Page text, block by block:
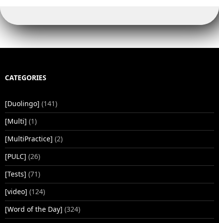
CATEGORIES
[Duolingo] (141)
[Multi] (1)
[MultiPractice] (2)
[PULC] (26)
[Tests] (71)
[video] (124)
[Word of the Day] (324)